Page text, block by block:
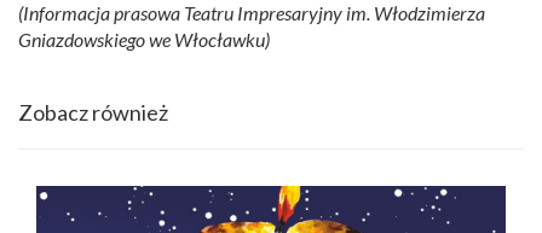
(Informacja prasowa Teatru Impresaryjny im. Włodzimierza
Gniazdowskiego we Włocławku)
Zobacz również